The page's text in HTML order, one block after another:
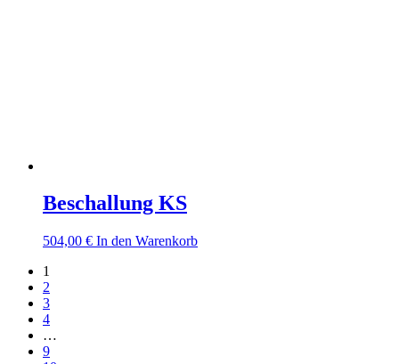
Beschallung KS
504,00 € In den Warenkorb
1
2
3
4
…
9